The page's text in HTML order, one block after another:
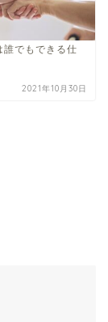
誰でもできる仕
2021年10月30日